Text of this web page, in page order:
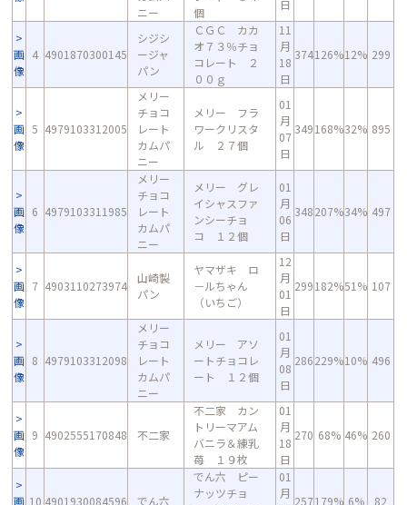
ニー
個
日
画
像
4 4901870300145
シジシ
ージャ
パン
ＣＧＣ カカ
オ７３％チョ
コレート ２
００ｇ
11
月
18
日
374126%12% 299
画
像
5 4979103312005
メリー
チョコ
レート
カムパ
ニー
メリー フラ
ワークリスタ
ル ２７個
01
月
07
日
349168%32% 895
画
像
6 4979103311985
メリー
チョコ
レート
カムパ
ニー
メリー グレ
イシャスファ
ンシーチョ
コ １２個
01
月
06
日
348207%34% 497
画
像
7 4903110273974
山崎製
パン
ヤマザキ ロ
－ルちゃん
（いちご）
12
月
01
日
299182%51% 107
画
像
8 4979103312098
メリー
チョコ
レート
カムパ
ニー
メリー アソ
ートチョコレ
ート １２個
01
月
08
日
286229%10% 496
画
像
9 4902555170848 不二家
不二家 カン
トリーマアム
バニラ＆練乳
苺 １９枚
01
月
18
日
270 68% 46% 260
画 10 4901930084596 でん六
でん六 ピー
ナッツチョ
01
月
257179% 6% 82